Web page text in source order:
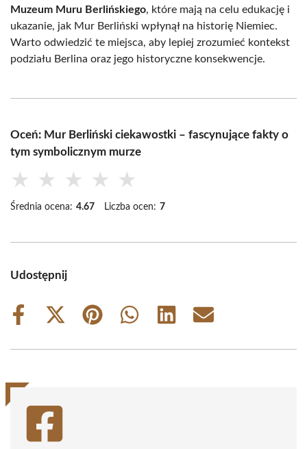
Muzeum Muru Berlińskiego, które mają na celu edukację i
ukazanie, jak Mur Berliński wpłynął na historię Niemiec.
Warto odwiedzić te miejsca, aby lepiej zrozumieć kontekst
podziału Berlina oraz jego historyczne konsekwencje.
Oceń: Mur Berliński ciekawostki – fascynujące fakty o
tym symbolicznym murze
★ ★ ★ ★ ★
Średnia ocena: 4.67 Liczba ocen: 7
Udostępnij
Share
Share
(Twitter)
Share
Share
Share
Share